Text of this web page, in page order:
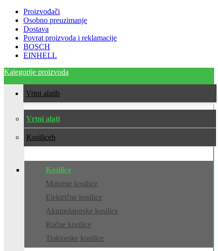
Proizvođači
Osobno preuzimanje
Dostava
Povrat proizvoda i reklamacije
BOSCH
EINHELL
Kategorije proizvoda
Vrtni alati
Vrtni alati
Kosilice
Kosilice
Motorne kosilice
Električne kosilice
Akumulatorske kosilice
Ručne kosilice
Traktorske kosilice